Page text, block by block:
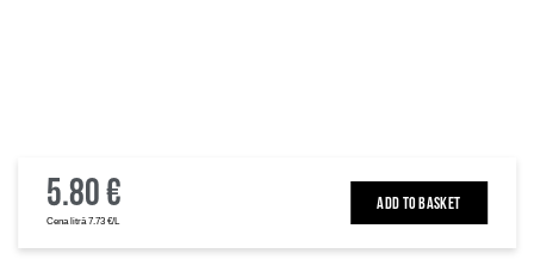
5.80 €
Cena litrā 7.73 €/L
ADD TO BASKET